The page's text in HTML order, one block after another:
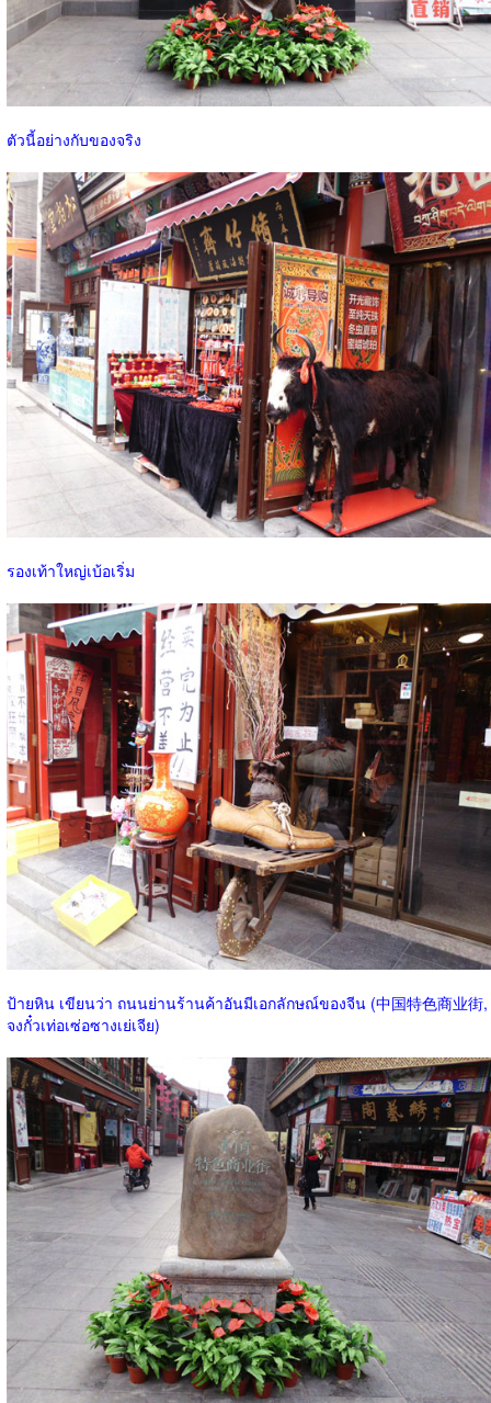
ตัวนี้อย่างกับของจริง
รองเท้าใหญ่เบ้อเริ่ม
ป้ายหิน เขียนว่า ถนนย่านร้านค้าอันมีเอกลักษณ์ของจีน (中国特色商业街,
จงกั๋วเท่อเซ่อซางเย่เจีย)